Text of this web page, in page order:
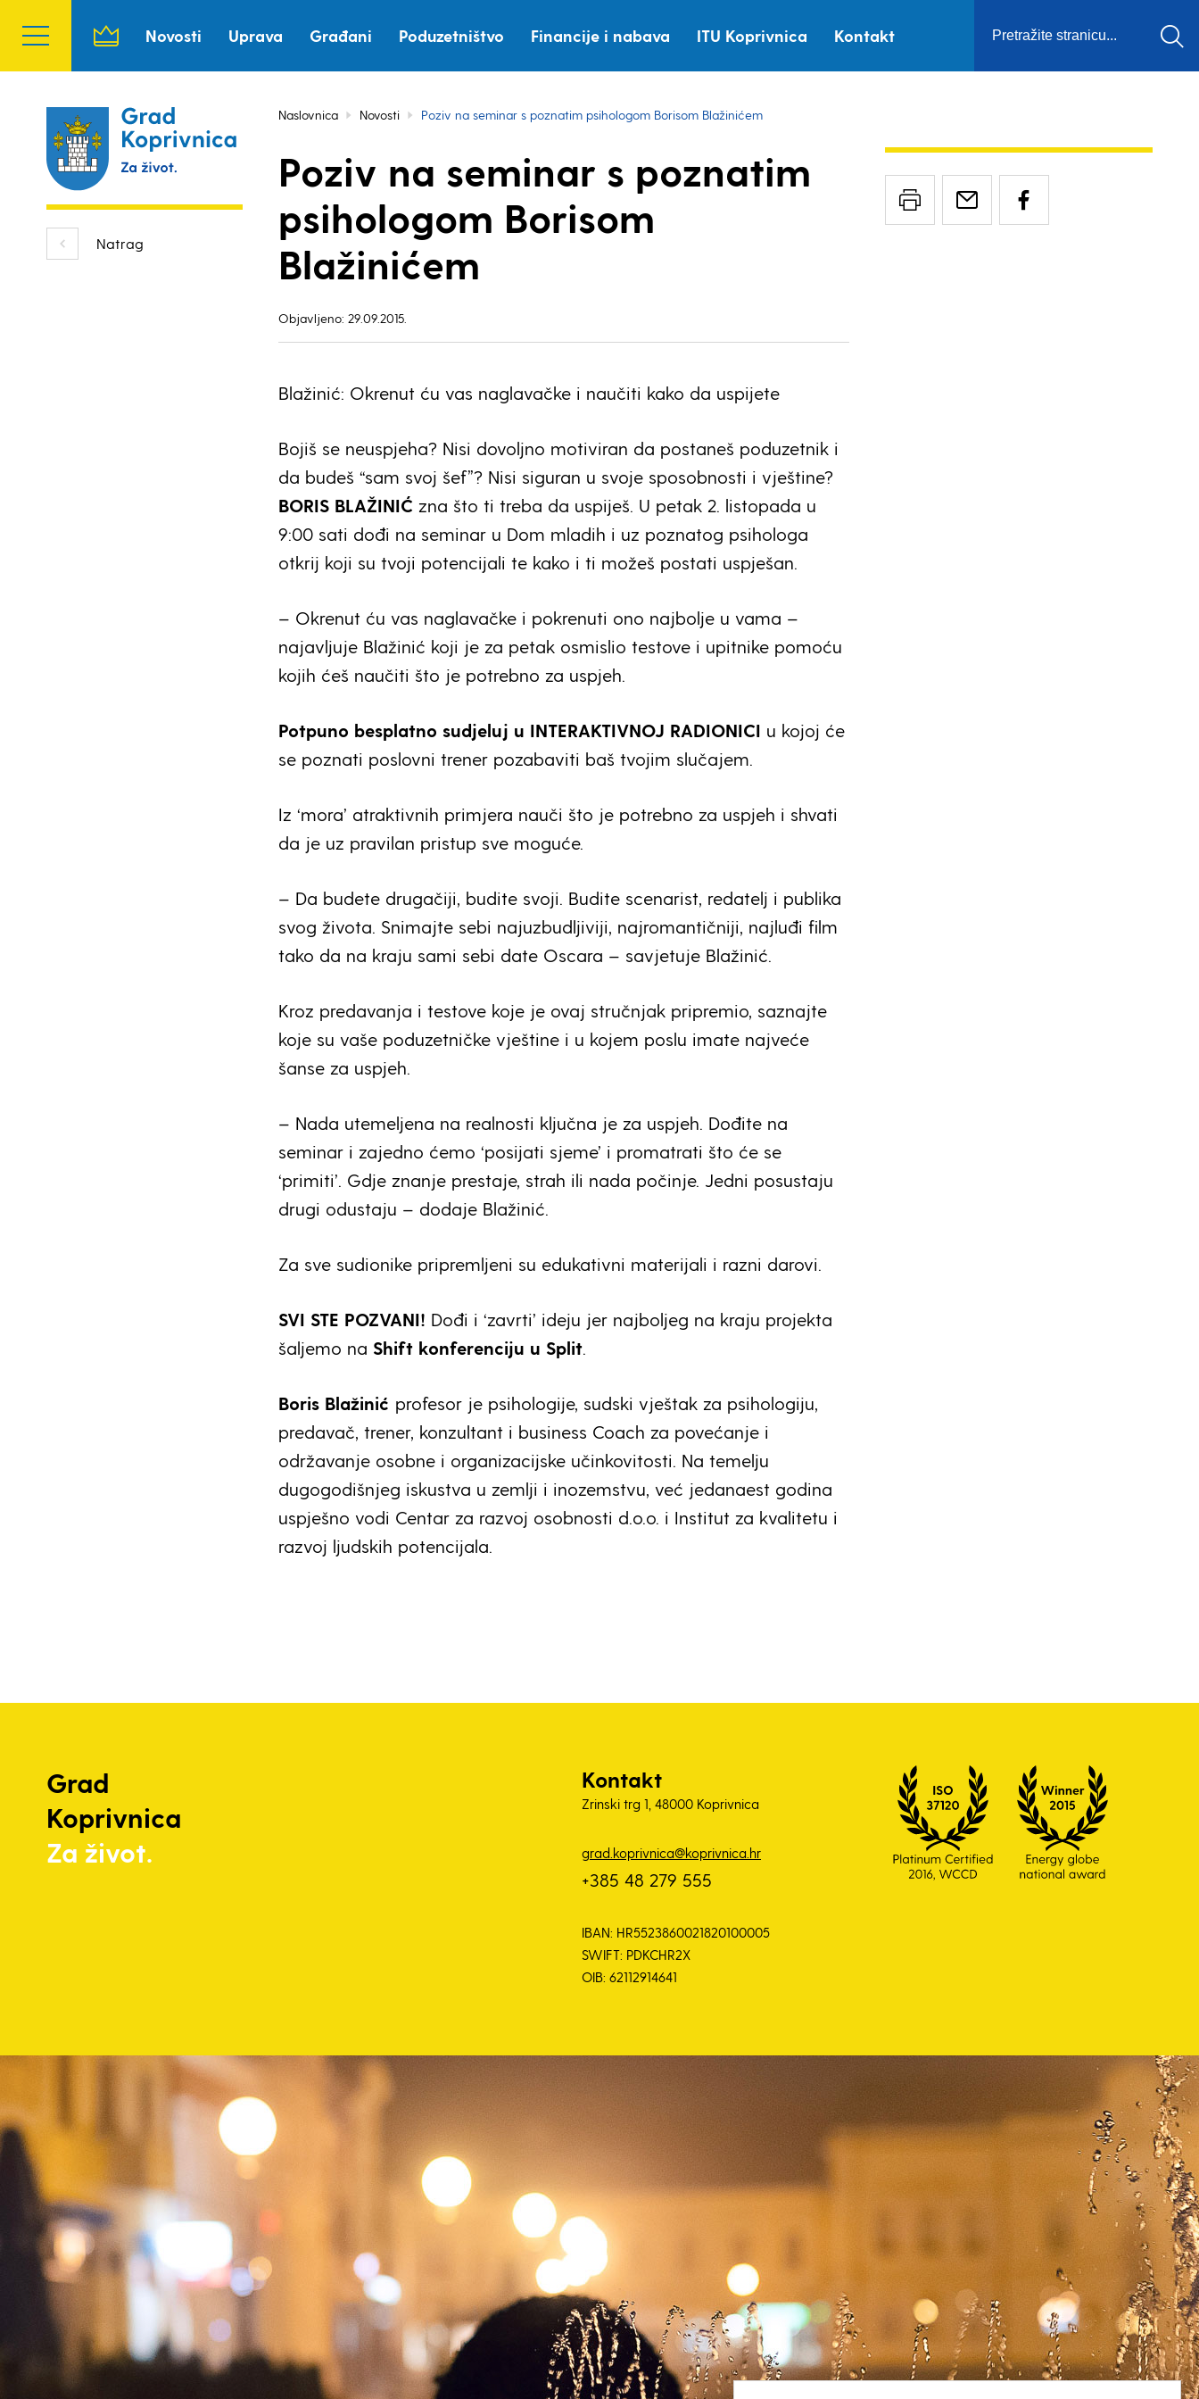
Novosti Uprava Građani Poduzetništvo Financije i nabava ITU Koprivnica Kontakt
Natrag
Naslovnica Novosti Poziv na seminar s poznatim psihologom Borisom Blažinićem
Poziv na seminar s poznatim
psihologom Borisom
Blažinićem
Objavljeno: 29.09.2015.
Blažinić: Okrenut ću vas naglavačke i naučiti kako da uspijete
Bojiš se neuspjeha? Nisi dovoljno motiviran da postaneš poduzetnik i
da budeš “sam svoj šef”? Nisi siguran u svoje sposobnosti i vještine?
BORIS BLAŽINIĆ zna što ti treba da uspiješ. U petak 2. listopada u
9:00 sati dođi na seminar u Dom mladih i uz poznatog psihologa
otkrij koji su tvoji potencijali te kako i ti možeš postati uspješan.
– Okrenut ću vas naglavačke i pokrenuti ono najbolje u vama –
najavljuje Blažinić koji je za petak osmislio testove i upitnike pomoću
kojih ćeš naučiti što je potrebno za uspjeh.
Potpuno besplatno sudjeluj u INTERAKTIVNOJ RADIONICI u kojoj će
se poznati poslovni trener pozabaviti baš tvojim slučajem.
Iz ‘mora’ atraktivnih primjera nauči što je potrebno za uspjeh i shvati
da je uz pravilan pristup sve moguće.
– Da budete drugačiji, budite svoji. Budite scenarist, redatelj i publika
svog života. Snimajte sebi najuzbudljiviji, najromantičniji, najluđi film
tako da na kraju sami sebi date Oscara – savjetuje Blažinić.
Kroz predavanja i testove koje je ovaj stručnjak pripremio, saznajte
koje su vaše poduzetničke vještine i u kojem poslu imate najveće
šanse za uspjeh.
– Nada utemeljena na realnosti ključna je za uspjeh. Dođite na
seminar i zajedno ćemo ‘posijati sjeme’ i promatrati što će se
‘primiti’. Gdje znanje prestaje, strah ili nada počinje. Jedni posustaju
drugi odustaju – dodaje Blažinić.
Za sve sudionike pripremljeni su edukativni materijali i razni darovi.
SVI STE POZVANI! Dođi i ‘zavrti’ ideju jer najboljeg na kraju projekta
šaljemo na Shift konferenciju u Split.
Boris Blažinić profesor je psihologije, sudski vještak za psihologiju,
predavač, trener, konzultant i business Coach za povećanje i
održavanje osobne i organizacijske učinkovitosti. Na temelju
dugogodišnjeg iskustva u zemlji i inozemstvu, već jedanaest godina
uspješno vodi Centar za razvoj osobnosti d.o.o. i Institut za kvalitetu i
razvoj ljudskih potencijala.
Grad
Koprivnica
Za život.
Kontakt
Zrinski trg 1, 48000 Koprivnica
grad.koprivnica@koprivnica.hr
+385 48 279 555
IBAN: HR5523860021820100005
SWIFT: PDKCHR2X
OIB: 62112914641